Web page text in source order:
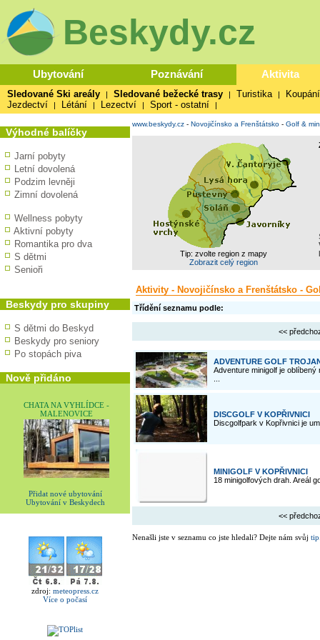
Beskydy.cz
Ubytování Poznávání Aktivita
Sledované Ski areály | Sledované bežecké trasy | Turistika |
Koupání
Jezdectví
| Létání | Lezectví | Sport - ostatní |
Výhodné balíčky
Jarní pobyty
Letní dovolená
Podzim levněji
Zimní dovolená
Wellness pobyty
Aktivní pobyty
Romantika pro dva
S dětmi
Senioři
Beskydy pro skupiny
S dětmi do Beskyd
Beskydy pro seniory
Po stopách piva
Nově přidáno
CHATA NA VYHLÍDCE -
MALENOVICE
Přidat nové ubytování
Ubytování v Beskydech
zdroj: meteopress.cz
Více o počasí
www.beskydy.cz - Novojičínsko a Frenštátsko - Golf &
Tip: zvolte region z mapy
Zobrazit celý region
Aktivity - Novojičínsko a Frenštátsko -
Třídění seznamu podle:
<<
ADVENTURE GOLF
Adventure minigolf je
DISCGOLF V KOPŘIVNICI
Discgolfpark v Kopřivnici je
MINIGOLF V KOPŘIVNICI
18 minigolfových drah. Areál
<<
Nenašli jste v seznamu co jste hledali? Dejte nám svůj tip